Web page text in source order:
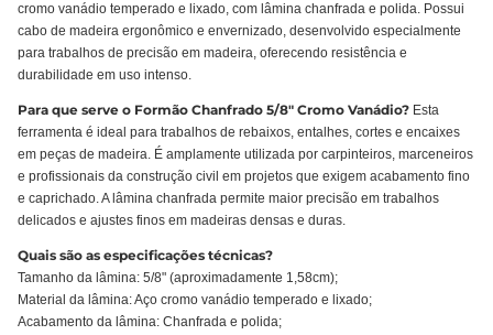
cromo vanádio temperado e lixado, com lâmina chanfrada e polida. Possui
cabo de madeira ergonômico e envernizado, desenvolvido especialmente
para trabalhos de precisão em madeira, oferecendo resistência e
durabilidade em uso intenso.
Para que serve o Formão Chanfrado 5/8" Cromo Vanádio? Esta
ferramenta é ideal para trabalhos de rebaixos, entalhes, cortes e encaixes
em peças de madeira. É amplamente utilizada por carpinteiros, marceneiros
e profissionais da construção civil em projetos que exigem acabamento fino
e caprichado. A lâmina chanfrada permite maior precisão em trabalhos
delicados e ajustes finos em madeiras densas e duras.
Quais são as especificações técnicas?
Tamanho da lâmina: 5/8" (aproximadamente 1,58cm);
Material da lâmina: Aço cromo vanádio temperado e lixado;
Acabamento da lâmina: Chanfrada e polida;